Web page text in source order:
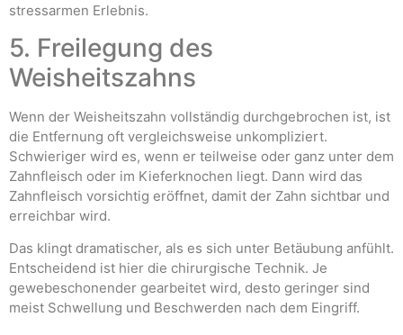
stressarmen Erlebnis.
5. Freilegung des
Weisheitszahns
Wenn der Weisheitszahn vollständig durchgebrochen ist, ist
die Entfernung oft vergleichsweise unkompliziert.
Schwieriger wird es, wenn er teilweise oder ganz unter dem
Zahnfleisch oder im Kieferknochen liegt. Dann wird das
Zahnfleisch vorsichtig eröffnet, damit der Zahn sichtbar und
erreichbar wird.
Das klingt dramatischer, als es sich unter Betäubung anfühlt.
Entscheidend ist hier die chirurgische Technik. Je
gewebeschonender gearbeitet wird, desto geringer sind
meist Schwellung und Beschwerden nach dem Eingriff.